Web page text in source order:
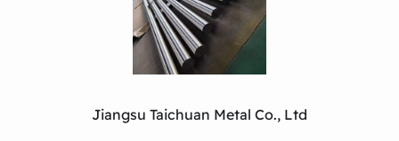
Jiangsu Taichuan Metal Co., Ltd